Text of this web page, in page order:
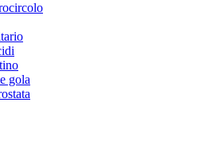
gola